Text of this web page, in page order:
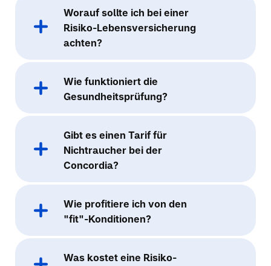
Worauf sollte ich bei einer
Risiko-Lebensversicherung
achten?
Wie funktioniert die
Gesundheitsprüfung?
Gibt es einen Tarif für
Nichtraucher bei der
Concordia?
Wie profitiere ich von den
"fit"-Konditionen?
Was kostet eine Risiko-